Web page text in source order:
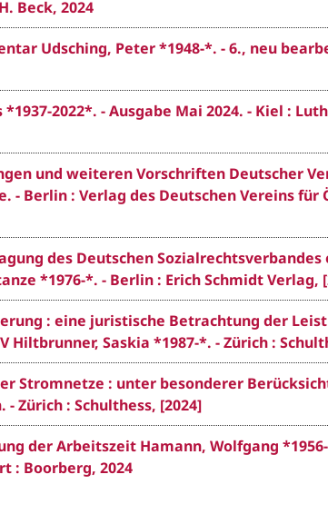
Beck, 2024
Udsching, Peter *1948-*. - 6., neu
2022*. - Ausgabe Mai 2024. - Kiel :
und weiteren Vorschriften Deutscher
- Berlin : Verlag des Deutschen Vereins für
des Deutschen Sozialrechtsverbandes
*1976-*. - Berlin : Erich Schmidt Verlag,
: eine juristische Betrachtung der
Saskia *1987-*. - Zürich :
Stromnetze : unter besonderer
Zürich : Schulthess, [2024]
der Arbeitszeit Hamann, Wolfgang
: Boorberg, 2024